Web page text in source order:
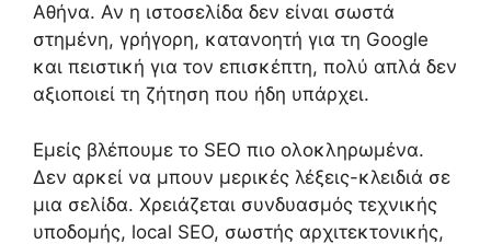
Αθήνα. Αν η ιστοσελίδα δεν είναι σωστά
στημένη, γρήγορη, κατανοητή για τη Google
και πειστική για τον επισκέπτη, πολύ απλά δεν
αξιοποιεί τη ζήτηση που ήδη υπάρχει.
Εμείς βλέπουμε το SEO πιο ολοκληρωμένα.
Δεν αρκεί να μπουν μερικές λέξεις-κλειδιά σε
μια σελίδα. Χρειάζεται συνδυασμός τεχνικής
υποδομής, local SEO, σωστής αρχιτεκτονικής,